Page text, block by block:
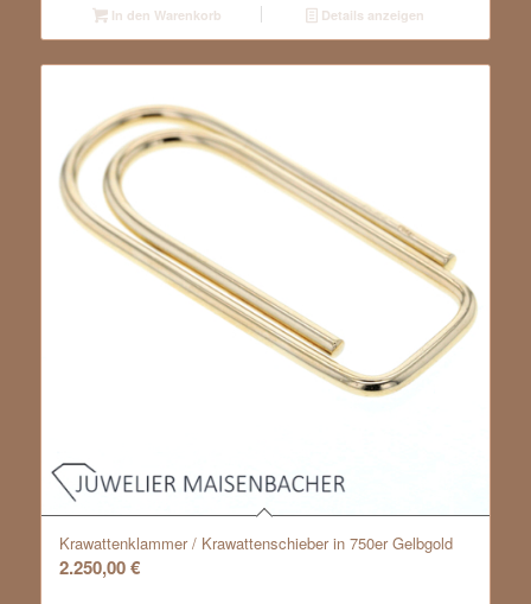
In den Warenkorb Details anzeigen
Krawattenklammer / Krawattenschieber in 750er Gelbgold
2.250,00€